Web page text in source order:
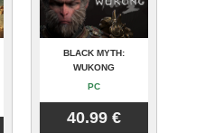
BLACK MYTH:
WUKONG
PC
40.99 €